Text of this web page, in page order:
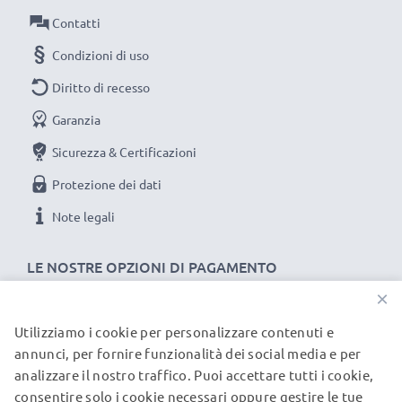
tulipano / a fiore / a petalo baionetta Paraluce
anni di garanzia!
LE NOSTRE OPZIONI DI PAGAMENTO
Contatti
Condizioni di uso
Diritto di recesso
Garanzia
Sicurezza & Certificazioni
Protezione dei dati
Note legali
I NOSTRI PARTNER DI SPEDIZIONE
×
Utilizziamo i cookie per personalizzare contenuti e
annunci, per fornire funzionalità dei social media e per
analizzare il nostro traffico. Puoi accettare tutti i cookie,
consentire solo i cookie necessari oppure gestire le tue